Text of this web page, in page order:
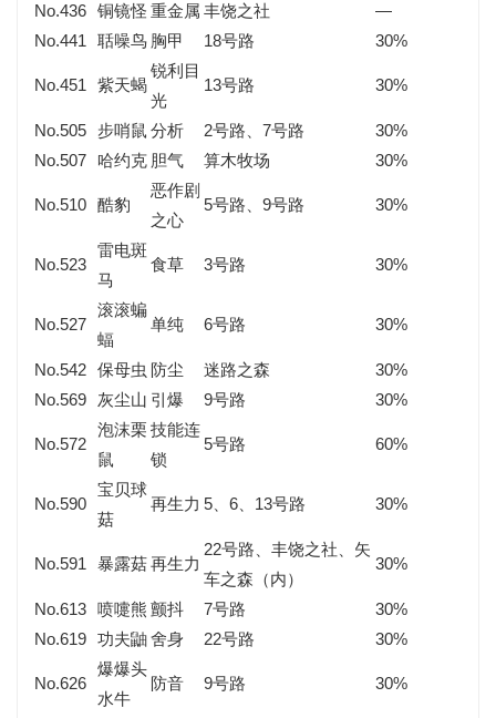
No.436 铜镜怪 重金属 丰饶之社
—
No.441
聒噪鸟 胸甲 18号路 30%
No.451 紫天蝎
锐利目
光
13号路 30%
No.505 步哨鼠 分析 2号路、7号路
30%
No.507
哈约克 胆气 算木牧场 30%
No.510 酷豹
恶作剧
之心
5号路、9号路 30%
No.523
雷电斑
马
食草 3号路 30%
No.527
滚滚蝙
蝠
单纯 6号路 30%
No.542 保母虫 防尘 迷路之森
30%
No.569
灰尘山 引爆 9号路 30%
No.572
泡沫栗
鼠
技能连
锁
5号路 60%
No.590
宝贝球
菇
再生力 5、6、13号路 30%
No.591 暴露菇再生力
22号路、丰饶之社、矢
车之森（内）
30%
No.613 喷嚏熊 颤抖 7号路
30%
No.619 功夫鼬舍身 22号路 30%
No.626
爆爆头
水牛
防音 9号路 30%